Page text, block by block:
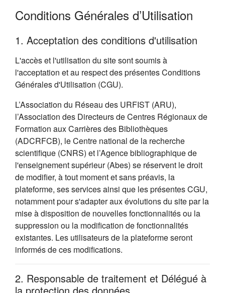
Conditions Générales d’Utilisation
1. Acceptation des conditions d'utilisation
L'accès et l'utilisation du site sont soumis à
l'acceptation et au respect des présentes Conditions
Générales d'Utilisation (CGU).
L’Association du Réseau des URFIST (ARU),
l’Association des Directeurs de Centres Régionaux de
Formation aux Carrières des Bibliothèques
(ADCRFCB), le Centre national de la recherche
scientifique (CNRS) et l’Agence bibliographique de
l'enseignement supérieur (Abes) se réservent le droit
de modifier, à tout moment et sans préavis, la
plateforme, ses services ainsi que les présentes CGU,
notamment pour s'adapter aux évolutions du site par la
mise à disposition de nouvelles fonctionnalités ou la
suppression ou la modification de fonctionnalités
existantes. Les utilisateurs de la plateforme seront
informés de ces modifications.
2. Responsable de traitement et Délégué à